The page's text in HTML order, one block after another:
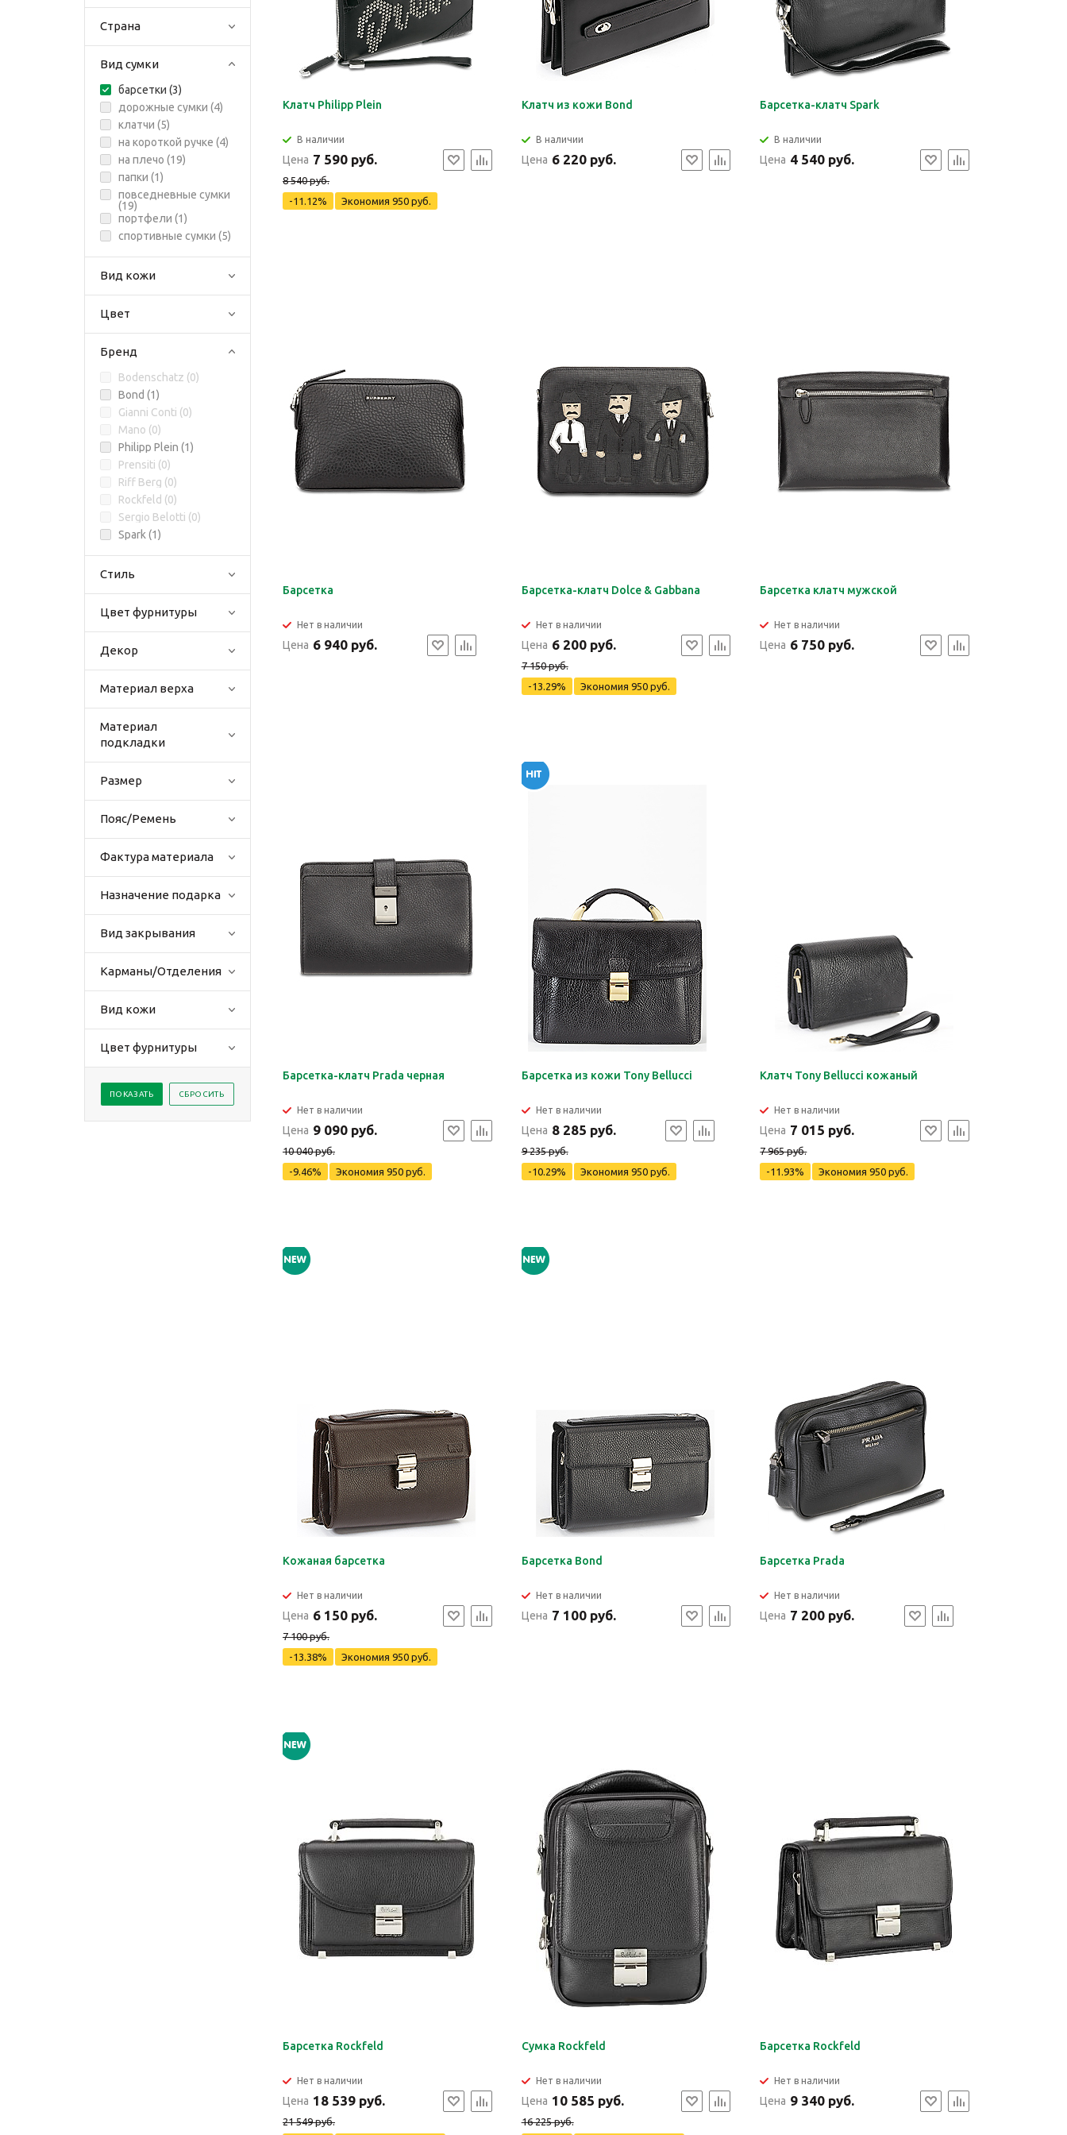
Страна
Вид сумки
барсетки (3)
дорожные сумки (4)
клатчи (5)
на короткой ручке (4)
на плечо (19)
папки (1)
повседневные сумки
(19)
портфели (1)
спортивные сумки (5)
Вид кожи
Цвет
Бренд
Bodenschatz (0)
Bond (1)
Gianni Conti (0)
Mano (0)
Philipp Plein (1)
Prensiti (0)
Riff Berg (0)
Rockfeld (0)
Sergio Belotti (0)
Spark (1)
Стиль
Цвет фурнитуры
Декор
Материал верха
Материал
подкладки
Размер
Пояс/Ремень
Фактура материала
Назначение подарка
Вид закрывания
Карманы/Отделения
Вид кожи
Цвет фурнитуры
Клатч Philipp Plein
В наличии
Цена 7 590 руб.
8 540 руб.
-11.12%
Экономия 950 руб.
Клатч из кожи Bond
В наличии
Цена 6 220 руб.
Барсетка-клатч Spark
В наличии
Цена 4 540 руб.
Барсетка
Нет в наличии
Цена 6 940 руб.
Барсетка-клатч Dolce & Gabbana
Нет в наличии
Цена 6 200 руб.
7 150 руб.
-13.29%
Экономия 950 руб.
Барсетка клатч мужской
Нет в наличии
Цена 6 750 руб.
Барсетка-клатч Prada черная
Нет в наличии
Цена 9 090 руб.
10 040 руб.
-9.46%
Экономия 950 руб.
Барсетка из кожи Tony Bellucci
Нет в наличии
Цена 8 285 руб.
9 235 руб.
-10.29%
Экономия 950 руб.
Клатч Tony Bellucci кожаный
Нет в наличии
Цена 7 015 руб.
7 965 руб.
-11.93%
Экономия950 руб.
Кожаная барсетка
Нет в наличии
Цена 6 150 руб.
7 100 руб.
-13.38%
Экономия 950 руб.
Барсетка Bond
Нет в наличии
Цена 7 100 руб.
Барсетка Prada
Нет в наличии
Цена 7 200 руб.
Барсетка Rockfeld
Нет в наличии
Цена 18 539 руб.
21 549 руб.
Сумка Rockfeld
Нет в наличии
Цена 10 585 руб.
16 225 руб.
Барсетка Rockfeld
Нет в наличии
Цена 9 340 руб.